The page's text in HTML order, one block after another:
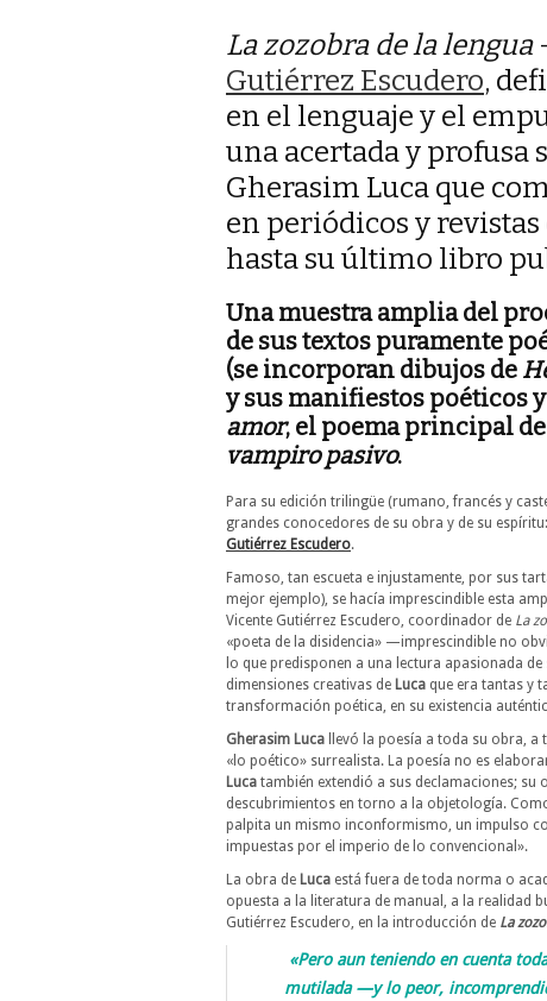
La zozobra de la lengua
Gutiérrez Escudero,
en el lenguaje y el
una acertada y profusa
Gherasim Luca que
en periódicos y
hasta su último libro
Una muestra amplia del
de sus textos puramente
(se incorporan dibujos de
y sus manifiestos poéticos
amor, el poema principal de
vampiro pasivo.
Para su edición trilingüe (rumano, francés y
grandes conocedores de su obra y de su espíritu:
Gutiérrez Escudero.
Famoso, tan escueta e injustamente, por sus
mejor ejemplo), se hacía imprescindible esta
Vicente Gutiérrez Escudero, coordinador de La
«poeta de la disidencia» —imprescindible no
lo que predisponen a una lectura apasionada
dimensiones creativas de Luca que era tantas y
transformación poética, en su existencia
Gherasim Luca llevó la poesía a toda su obra,
«lo poético» surrealista. La poesía no es
Luca también extendió a sus declamaciones;
descubrimientos en torno a la objetología.
palpita un mismo inconformismo, un impulso
impuestas por el imperio de lo convencional».
La obra de Luca está fuera de toda norma o
opuesta a la literatura de manual, a la realidad
Gutiérrez Escudero, en la introducción de La
«Pero aun teniendo en cuenta
mutilada —y lo peor,